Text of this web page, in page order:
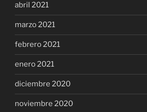
abril 2021
marzo 2021
febrero 2021
enero 2021
diciembre 2020
noviembre 2020